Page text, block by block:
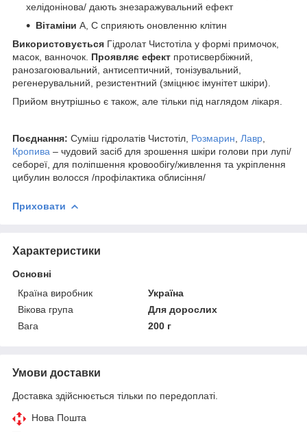
хелідонінова/ дають знезаражувальний ефект
Вітаміни А, С сприяють оновленню клітин
Використовується Гідролат Чистотіла у формі примочок,
масок, ванночок. Проявляє ефект протисвербіжний,
ранозагоювальний, антисептичний, тонізувальний,
регенерувальний, резистентний (зміцнює імунітет шкіри).
Прийом внутрішньо є також, але тільки під наглядом лікаря.
Поєднання: Суміш гідролатів Чистотіл, Розмарин Лавр
Кропива – чудовий засіб для зрошення шкіри голови при лупі/
себореї, для поліпшення кровообігу/живлення та укріплення
цибулин волосся /профілактика облисіння/
Приховати
Характеристики
Основні
Країна виробник
Україна
Вікова група
Для дорослих
Вага
200 г
Умови доставки
Доставка здійснюється тільки по передоплаті.
Нова Пошта